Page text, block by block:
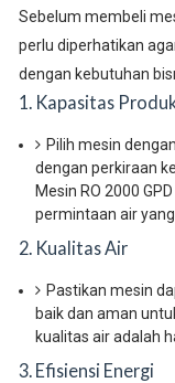
Sebelum membeli
perlu diperhatikan
dengan kebutuhan
1. Kapasitas
Pilih mesin
dengan perkiraan
Mesin RO 2000
permintaan air yang
2. Kualitas Air
Pastikan mesin
baik dan aman
kualitas air adalah
3. Efisiensi Energi